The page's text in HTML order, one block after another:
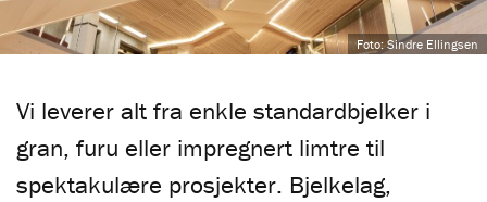
Foto: Sindre Ellingsen
Vi leverer alt fra enkle standardbjelker i
gran, furu eller impregnert limtre til
spektakulære prosjekter. Bjelkelag,